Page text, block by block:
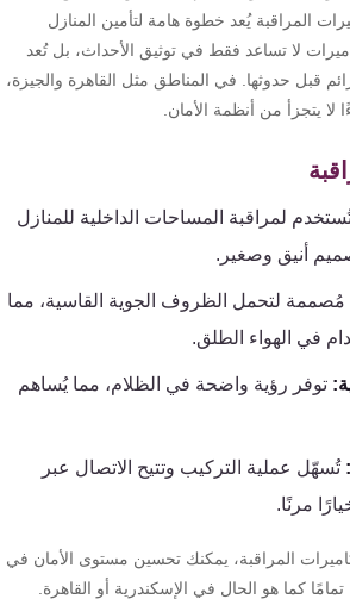
المراقبة يُعد خطوة هامة لتأمين المنازل
لا تساعد فقط في توثيق الأحداث، بل تُعد
قبل حدوثها. في المناطق مثل القاهرة والجيزة،
يتجزأ من أنظمة الأمان.
لمراقبة المساحات الداخلية للمنازل
أنيق وصغير.
لتحمل الظروف الجوية القاسية، مما
في الهواء الطلق.
توفر رؤية واضحة في الظلام، مما يُساهم
عملية التركيب وتتيح الاتصال عبر
مرنًا.
المراقبة، يمكنك تحسين مستوى الأمان في
كما هو الحال في الإسكندرية أو القاهرة.